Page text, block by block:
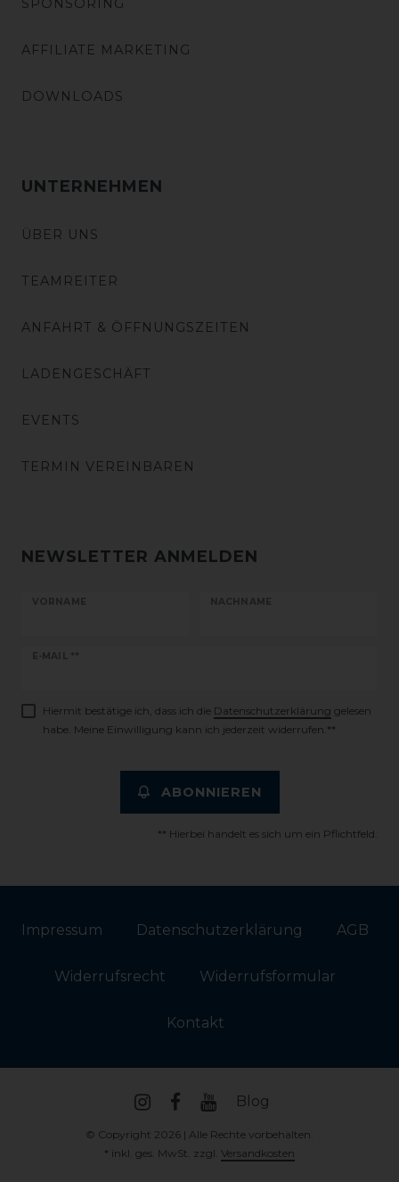
SPONSORING
AFFILIATE MARKETING
DOWNLOADS
UNTERNEHMEN
ÜBER UNS
TEAMREITER
ANFAHRT & ÖFFNUNGSZEITEN
LADENGESCHÄFT
EVENTS
TERMIN VEREINBAREN
NEWSLETTER ANMELDEN
VORNAME NACHNAME
E-MAIL **
Newsletter
Hiermit bestätige ich, dass ich die Daten­schutz­erklärung gelesen
habe. Meine Einwilligung kann ich jederzeit widerrufen.**
ABONNIEREN
** Hierbei handelt es sich um ein Pflichtfeld.
Impressum Daten­schutz­erklärung AGB
Widerrufs­recht Widerrufs­formular
Kontakt
Blog
© Copyright 2026 | Alle Rechte vorbehalten.
* inkl. ges. MwSt. zzgl. Versandkosten